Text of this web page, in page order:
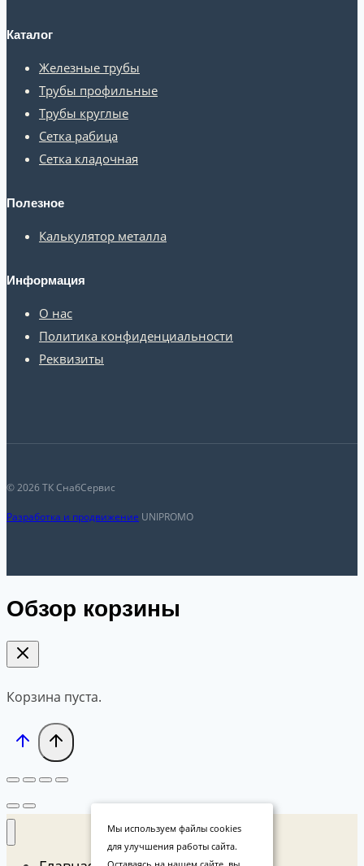
Каталог
Железные трубы
Трубы профильные
Трубы круглые
Сетка рабица
Сетка кладочная
Полезное
Калькулятор металла
Информация
О нас
Политика конфиденциальности
Реквизиты
© 2026 ТК СнабСервис
Разработка и продвижение UNIPROMO
Обзор корзины
Корзина пуста.
Мы используем файлы cookies
для улучшения работы сайта.